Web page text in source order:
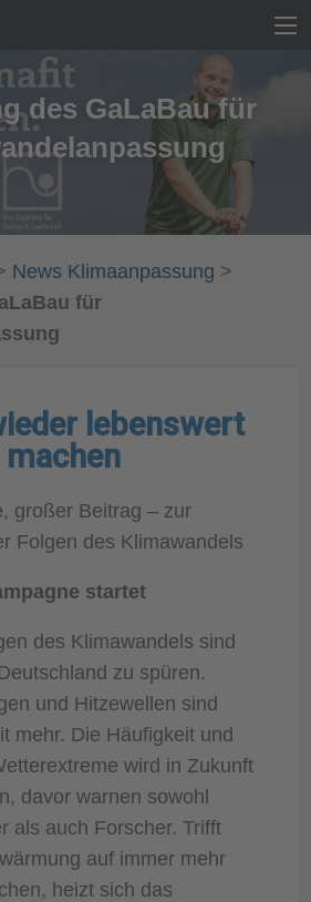
des GaLaBau für
News Klimaanpassung >
für
lebenswert
machen
großer Beitrag – zur
Folgen des Klimawandels
startet
des Klimawandels sind
zu spüren.
und Hitzewellen sind
mehr. Die Häufigkeit und
wird in Zukunft
davor warnen sowohl
als auch Forscher. Trifft
auf immer mehr
heizt sich das